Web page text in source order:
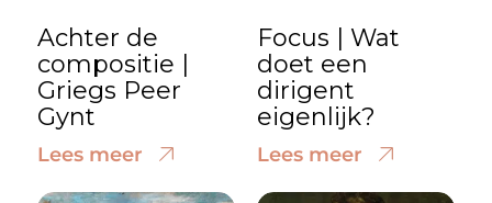
Achter de
compositie |
Griegs Peer
Gynt
Lees meer
Focus | Wat
doet een
dirigent
eigenlijk?
Lees meer